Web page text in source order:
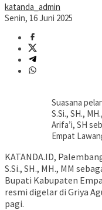
katanda_admin
Senin, 16 Juni 2025
Suasana
S.Si., SH.,
Arifa’i, SH
Empat
KATANDA.ID,
S.Si., SH., MH., MM
Bupati Kabupaten
resmi digelar di Griya
pagi.